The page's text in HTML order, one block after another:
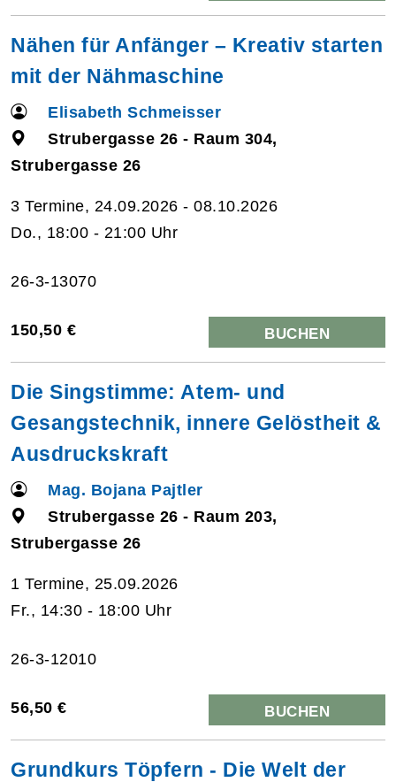
Nähen für Anfänger – Kreativ starten
mit der Nähmaschine
Elisabeth Schmeisser
Strubergasse 26 - Raum 304,
Strubergasse 26
3 Termine, 24.09.2026 - 08.10.2026
Do., 18:00 - 21:00 Uhr
26-3-13070
150,50 € BUCHEN
Die Singstimme: Atem- und
Gesangstechnik, innere Gelöstheit &
Ausdruckskraft
Mag. Bojana Pajtler
Strubergasse 26 - Raum 203,
Strubergasse 26
1 Termine, 25.09.2026
Fr., 14:30 - 18:00 Uhr
26-3-12010
56,50 € BUCHEN
Grundkurs Töpfern - Die Welt der